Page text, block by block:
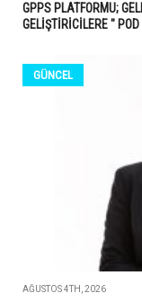
GPPS PLATFORMU;
GELİŞTİRİCİLERE "
GÜNCEL
AĞUSTOS 4TH, 2026